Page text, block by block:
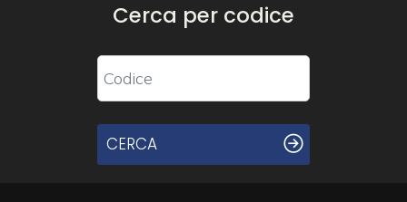
Cerca per codice
CERCA